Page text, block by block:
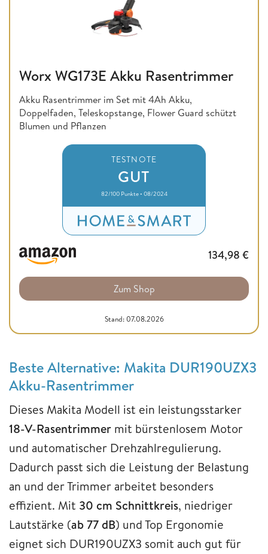
Worx WG173E Akku Rasentrimmer
Akku Rasentrimmer im Set mit 4Ah Akku,
Doppelfaden, Teleskopstange, Flower Guard schützt
Blumen und Pflanzen
TESTNOTE
GUT
82/100 Punkte • 08/2024
134,98 €
Zum Shop
Stand: 07.08.2026
Beste Alternative: Makita DUR190UZX3
Akku-Rasentrimmer
Dieses Makita Modell ist ein leistungsstarker
18-V-Rasentrimmer mit bürstenlosem Motor
und automatischer Drehzahlregulierung.
Dadurch passt sich die Leistung der Belastung
an und der Trimmer arbeitet besonders
effizient. Mit 30 cm Schnittkreis, niedriger
Lautstärke (ab 77 dB) und Top Ergonomie
eignet sich DUR190UZX3 somit auch gut für